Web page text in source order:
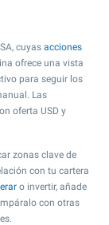
cuyas acciones
ofrece una vista
para seguir los
Las
oferta USD y
zonas clave de
con tu cartera
o invertir, añade
con otras